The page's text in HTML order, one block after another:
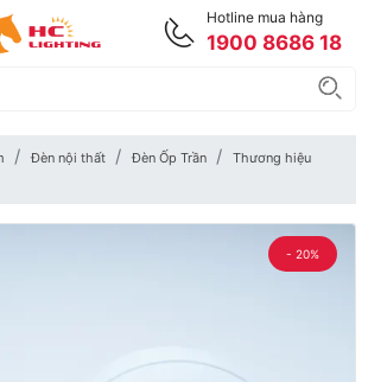
Hotline mua hàng
1900 8686 18
Đèn nội thất Đèn Ốp Trần
Thương hiệu
- 20%